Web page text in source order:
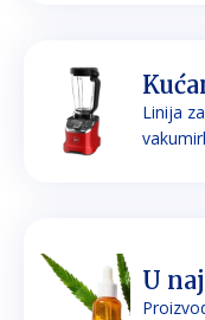
Linija
U